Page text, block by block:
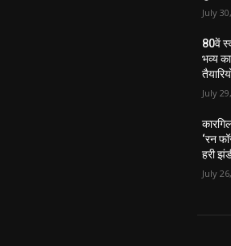
July
80वें
भव्य
July
‘रन
हरी
July